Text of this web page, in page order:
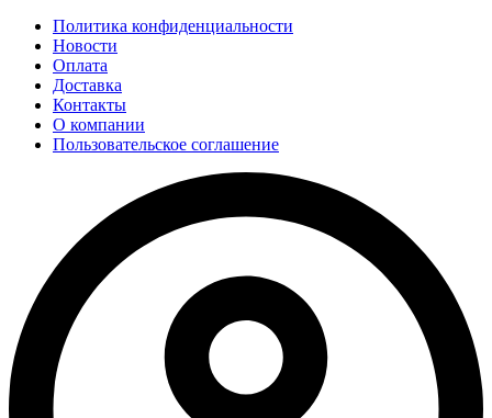
Политика конфиденциальности
Новости
Оплата
Доставка
Контакты
О компании
Пользовательское соглашение